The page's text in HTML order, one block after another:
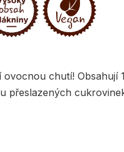
chutí!
přeslazených